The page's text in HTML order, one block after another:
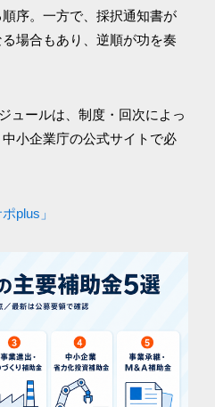
序。一方で、採択通知書が
場合もあり、逆順が功を奏
ュールは、制度・回次によっ
小企業庁の公式サイトで必
plus」